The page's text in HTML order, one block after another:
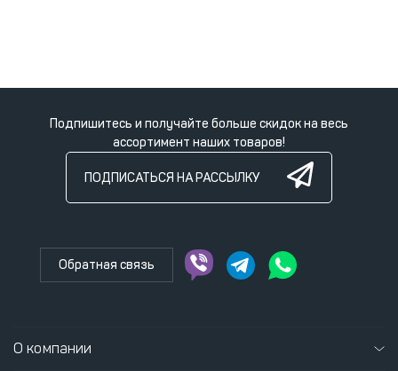
Подпишитесь и получайте больше скидок на весь
ассортимент наших товаров!
ПОДПИСАТЬСЯ НА РАССЫЛКУ
Обратная связь
О компании